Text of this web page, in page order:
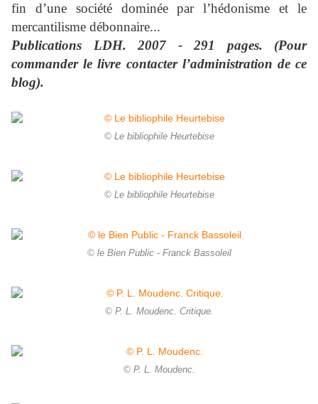
fin d’une société dominée par l’hédonisme et le
mercantilisme débonnaire...
Publications LDH. 2007 - 291 pages. (Pour
commander le livre contacter l’administration de ce
blog).
© Le bibliophile Heurtebise
© Le bibliophile Heurtebise
© le Bien Public - Franck Bassoleil
© P. L. Moudenc. Critique.
© P. L. Moudenc.